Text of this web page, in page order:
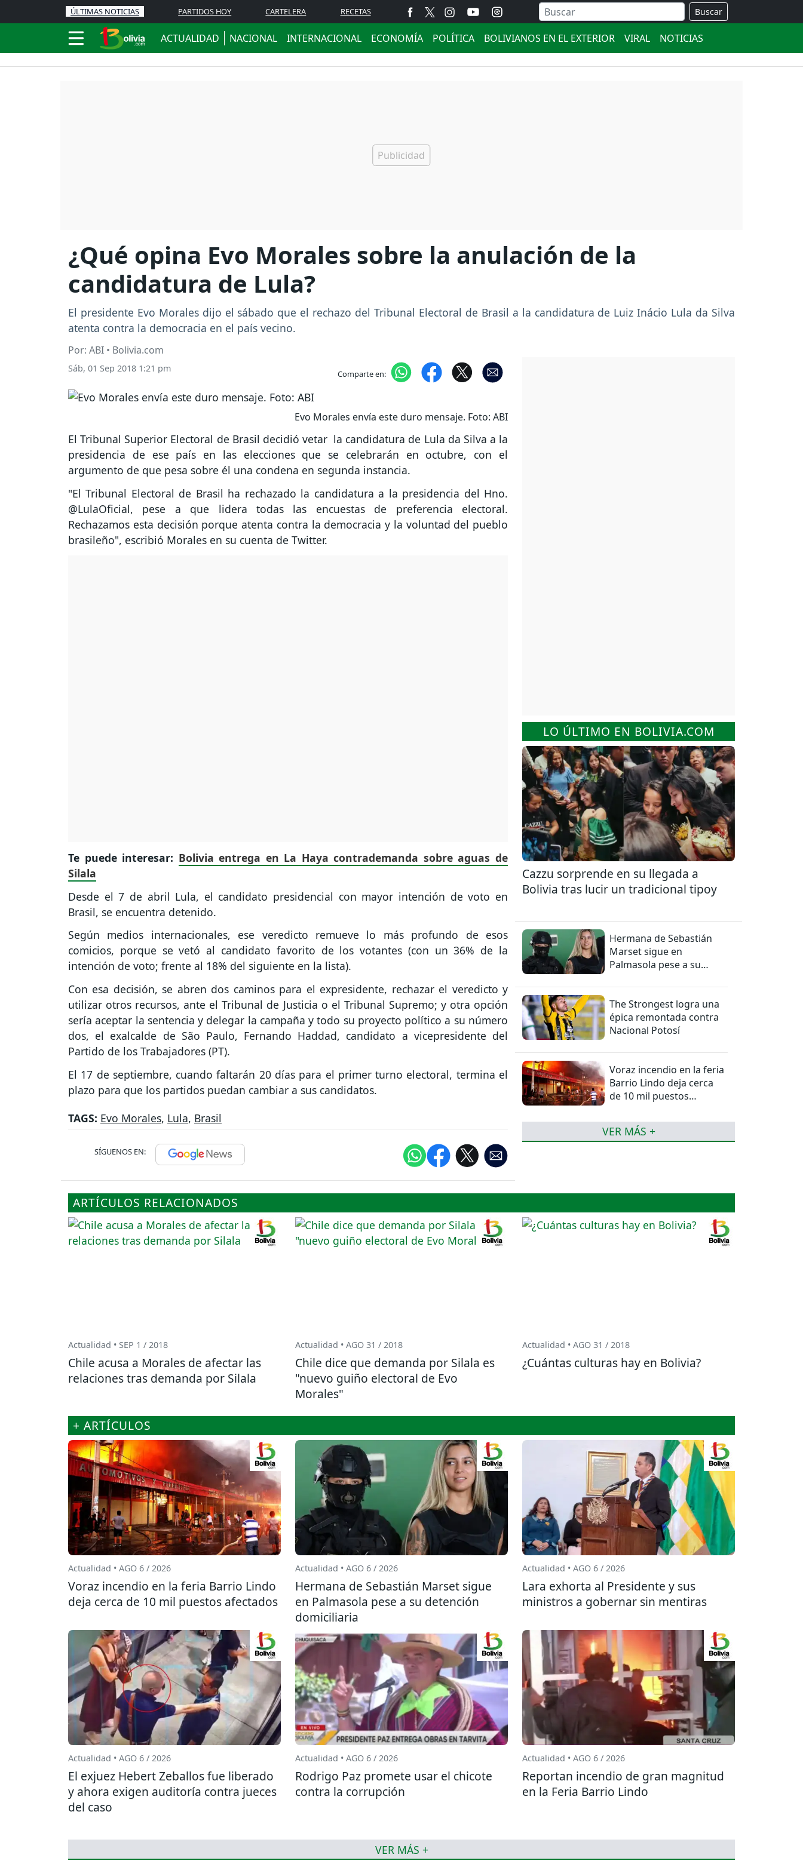
ÚLTIMAS NOTICIAS PARTIDOS HOY CARTELERA RECETAS Buscar
ACTUALIDAD NACIONAL INTERNACIONAL ECONOMÍA POLÍTICA BOLIVIANOS EN EL EXTERIOR VIRAL NOTICIAS
¿Qué opina Evo Morales sobre la anulación de la
candidatura de Lula?
El presidente Evo Morales dijo el sábado que el rechazo del Tribunal Electoral de Brasil a la candidatura de Luiz Inácio Lula da Silva
atenta contra la democracia en el país vecino.
Por: ABI • Bolivia.com
Sáb, 01 Sep 2018 1:21 pm Comparte en:
Evo Morales envía este duro mensaje. Foto: ABI
El Tribunal Superior Electoral de Brasil decidió vetar la candidatura de Lula da Silva a la
presidencia de ese país en las elecciones que se celebrarán en octubre, con el
argumento de que pesa sobre él una condena en segunda instancia.
"El Tribunal Electoral de Brasil ha rechazado la candidatura a la presidencia del Hno.
@LulaOficial, pese a que lidera todas las encuestas de preferencia electoral.
Rechazamos esta decisión porque atenta contra la democracia y la voluntad del pueblo
brasileño", escribió Morales en su cuenta de Twitter.
Te puede interesar: Bolivia entrega en La Haya contrademanda sobre aguas de
Silala
Desde el 7 de abril Lula, el candidato presidencial con mayor intención de voto en
Brasil, se encuentra detenido.
Según medios internacionales, ese veredicto remueve lo más profundo de esos
comicios, porque se vetó al candidato favorito de los votantes (con un 36% de la
intención de voto; frente al 18% del siguiente en la lista).
Con esa decisión, se abren dos caminos para el expresidente, rechazar el veredicto y
utilizar otros recursos, ante el Tribunal de Justicia o el Tribunal Supremo; y otra opción
sería aceptar la sentencia y delegar la campaña y todo su proyecto político a su número
dos, el exalcalde de São Paulo, Fernando Haddad, candidato a vicepresidente del
Partido de los Trabajadores (PT).
El 17 de septiembre, cuando faltarán 20 días para el primer turno electoral, termina el
plazo para que los partidos puedan cambiar a sus candidatos.
TAGS: Evo Morales, Lula, Brasil
SÍGUENOS EN:
LO ÚLTIMO EN BOLIVIA.COM
Cazzu sorprende en su llegada a
Bolivia tras lucir un tradicional tipoy
Hermana de Sebastián
Marset sigue en
Palmasola pese a su
The Strongest logra una
épica remontada contra
Nacional Potosí
Voraz incendio en la feria
Barrio Lindo deja cerca
de 10 mil puestos
VER MÁS +
ARTÍCULOS RELACIONADOS
Actualidad • SEP 1 / 2018
Chile acusa a Morales de afectar las
relaciones tras demanda por Silala
Actualidad • AGO 31 / 2018
Chile dice que demanda por Silala es
"nuevo guiño electoral de Evo
Morales"
Actualidad • AGO 31 / 2018
¿Cuántas culturas hay en Bolivia?
+ ARTÍCULOS
Actualidad • AGO 6 / 2026
Voraz incendio en la feria Barrio Lindo
deja cerca de 10 mil puestos afectados
Actualidad • AGO 6 / 2026
Hermana de Sebastián Marset sigue
en Palmasola pese a su detención
domiciliaria
Actualidad • AGO 6 / 2026
Lara exhorta al Presidente y sus
ministros a gobernar sin mentiras
Actualidad • AGO 6 / 2026
El exjuez Hebert Zeballos fue liberado
y ahora exigen auditoría contra jueces
del caso
Actualidad • AGO 6 / 2026
Rodrigo Paz promete usar el chicote
contra la corrupción
Actualidad • AGO 6 / 2026
Reportan incendio de gran magnitud
en la Feria Barrio Lindo
VER MÁS +